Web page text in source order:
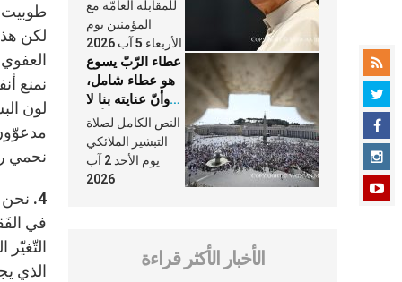
لكن
نمنع
لون
نحمي
4.
في
الذي
الكنيسة
للمقابلة العامّة مع
المؤمنين يوم
الأربعاء 5 آب 2026
عطاء الرّبّ يسوع
هو عطاء شامل،
وأنّ عنايته بنا لا
تغيب عنّا أبدًا
النص الكامل لصلاة
التبشير الملائكي
يوم الأحد 2 آب
2026
الأخبار الأكثر قراءة